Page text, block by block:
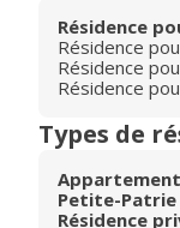
Résidence
Résidence
Résidence
Résidence
Types de
Petite-Patrie
Résidence